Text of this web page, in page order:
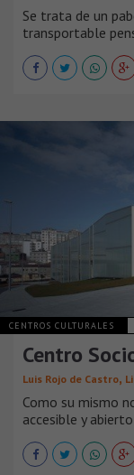
Se trata de un
transportable
CENTROS CULTURALES
Centro
Luis Rojo de Castro,
Como su mismo
accesible y